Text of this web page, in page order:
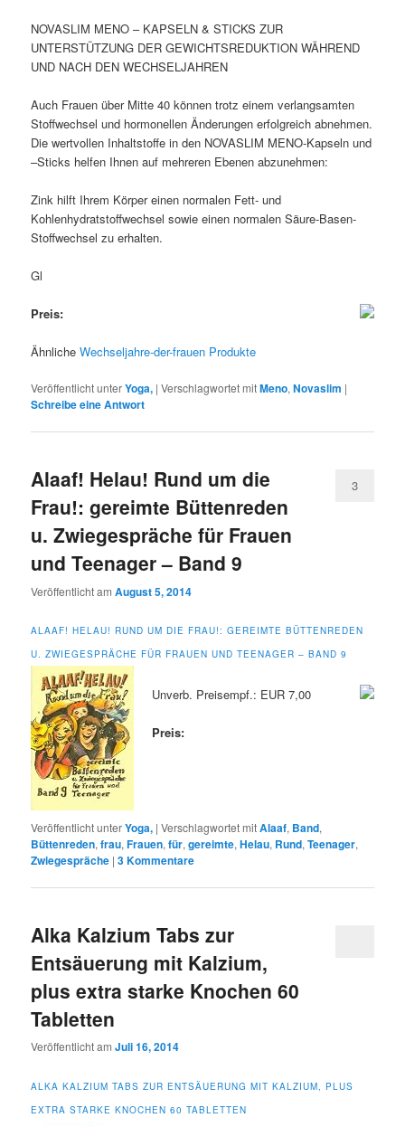
NOVASLIM MENO – KAPSELN & STICKS ZUR
UNTERSTÜTZUNG DER GEWICHTSREDUKTION WÄHREND
UND NACH DEN WECHSELJAHREN
Auch Frauen über Mitte 40 können trotz einem verlangsamten
Stoffwechsel und hormonellen Änderungen erfolgreich abnehmen.
Die wertvollen Inhaltstoffe in den NOVASLIM MENO-Kapseln und
–Sticks helfen Ihnen auf mehreren Ebenen abzunehmen:
Zink hilft Ihrem Körper einen normalen Fett- und
Kohlenhydratstoffwechsel sowie einen normalen Säure-Basen-
Stoffwechsel zu erhalten.
Gl
Preis:
ÄhnlicheWechseljahre-der-frauen Produkte
Veröffentlicht unterYoga, |Verschlagwortet mitMeno,Novaslim |
Schreibe eine Antwort
Alaaf! Helau! Rund um die
Frau!: gereimte Büttenreden
u. Zwiegespräche für Frauen
und Teenager – Band 9
Veröffentlicht amAugust 5, 2014
3
ALAAF! HELAU! RUND UM DIE FRAU!: GEREIMTE BÜTTENREDEN
U. ZWIEGESPRÄCHE FÜR FRAUEN UND TEENAGER – BAND 9
Unverb. Preisempf.: EUR 7,00
Preis:
Veröffentlicht unterYoga, |Verschlagwortet mitAlaaf, Band,
Büttenreden,frau,Frauen,für,gereimte,Helau, Rund,Teenager,
Zwiegespräche |3Kommentare
Alka Kalzium Tabs zur
Entsäuerung mit Kalzium,
plus extra starke Knochen 60
Tabletten
Veröffentlicht amJuli 16, 2014
ALKA KALZIUM TABS ZUR ENTSÄUERUNG MIT KALZIUM, PLUS
EXTRA STARKE KNOCHEN 60 TABLETTEN